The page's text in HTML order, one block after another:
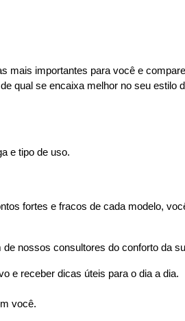
mais importantes para você e
qual se encaixa melhor no seu estilo
e tipo de uso.
fortes e fracos de cada modelo,
nossos consultores do conforto da
e receber dicas úteis para o dia a dia.
você.